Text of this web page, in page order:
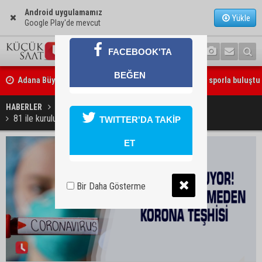
Android uygulamamız
Google Play'de mevcut
Yükle
Adana Büyükşehir Yaz Spor Okulları’nda 30 bin çocuk sporla buluştu
Beşiktaş dosyasında iki tahliye: Özcan Zenger ve Utku Caner
bırakıldı
HABERLER YAŞAM
81 ile kuruluyor! Hastaneye girmeden korona teşhisi
FACEBOOK'TA
BEĞEN
TWITTER'DA TAKİP
ET
Bir Daha Gösterme